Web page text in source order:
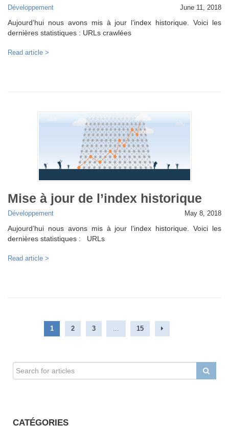
Développement June 11, 2018
Aujourd’hui nous avons mis à jour l’index historique. Voici les
dernières statistiques : URLs crawlées
Read article >
Mise à jour de l’index historique
Développement May 8, 2018
Aujourd’hui nous avons mis à jour l’index historique. Voici les
dernières statistiques : URLs
Read article >
1 2 3 ... 15
CATÉGORIES